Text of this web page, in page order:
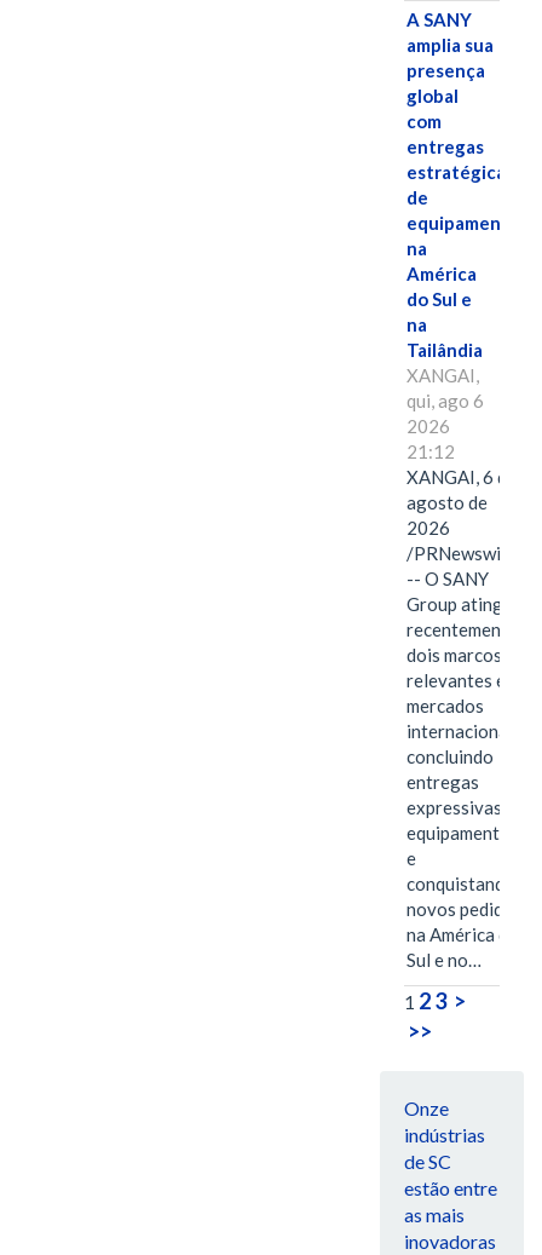
A SANY
amplia sua
presença
global
com
entregas
estratégicas
de
equipamentos
na
América
do Sul e
na
Tailândia
XANGAI,
qui, ago 6
2026
21:12
XANGAI, 6 de
agosto de
2026
/PRNewswire/
-- O SANY
Group atingiu
recentemente
dois marcos
relevantes em
mercados
internacionais,
concluindo
entregas
expressivas de
equipamentos
e
conquistando
novos pedidos
na América do
Sul e no…
1 23 >
>>
Onze
indústrias
de SC
estão entre
as mais
inovadoras